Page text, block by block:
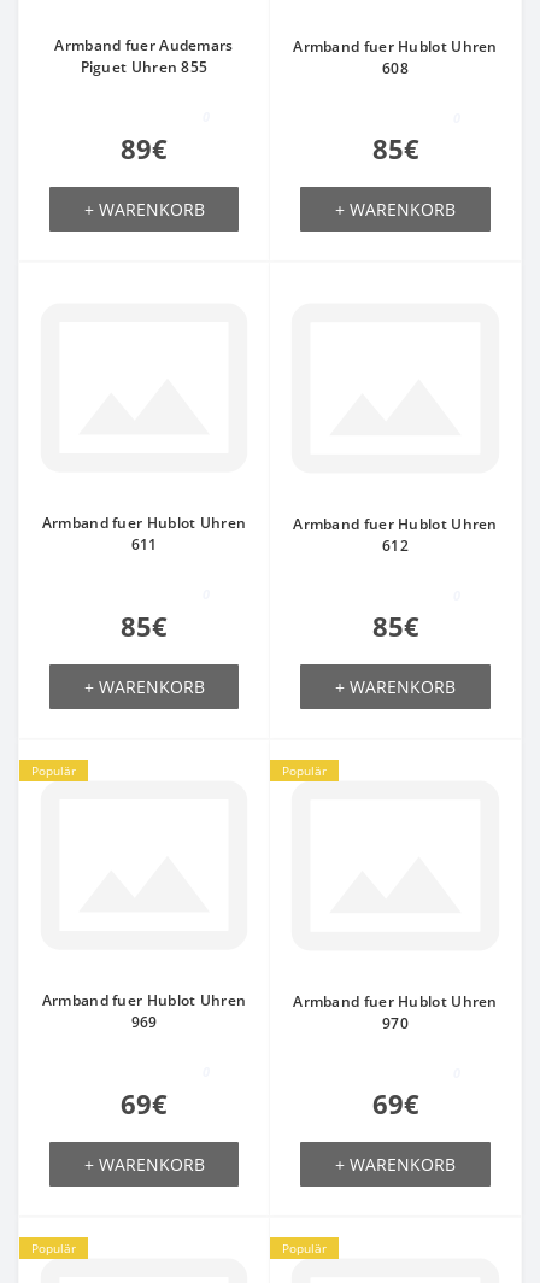
Armband fuer Audemars
Piguet Uhren 855
89€
+ WARENKORB
Armband fuer Hublot Uhren
608
85€
+ WARENKORB
Armband fuer Hublot Uhren
611
85€
+ WARENKORB
Armband fuer Hublot Uhren
612
85€
+ WARENKORB
Populär
Armband fuer Hublot Uhren
969
69€
+ WARENKORB
Populär
Armband fuer Hublot Uhren
970
69€
+ WARENKORB
Populär Populär